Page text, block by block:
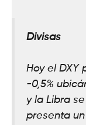
Divisas
Hoy el DXY
-0,5%
y la Libra
presenta